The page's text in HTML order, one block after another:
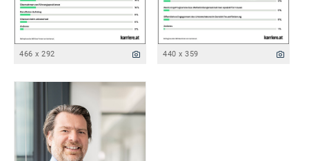
466 x 292 440 x 359